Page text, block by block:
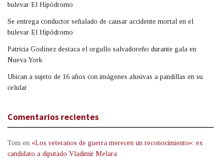
bulevar El Hipódromo
Se entrega conductor señalado de causar accidente mortal en el
bulevar El Hipódromo
Patricia Godínez destaca el orgullo salvadoreño durante gala en
Nueva York
Ubican a sujeto de 16 años con imágenes alusivas a pandillas en su
celular
Comentarios recientes
Tom en «Los veteranos de guerra merecen un reconocimiento»: ex
candidato a diputado Vladimir Melara